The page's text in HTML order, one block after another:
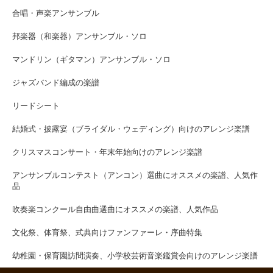
合唱・声楽アンサンブル
邦楽器（和楽器）アンサンブル・ソロ
マンドリン（ギタマン）アンサンブル・ソロ
ジャズバンド編成の楽譜
リードシート
結婚式・披露宴（ブライダル・ウェディング）向けのアレンジ楽譜
クリスマスコンサート・年末年始向けのアレンジ楽譜
アンサンブルコンテスト（アンコン）選曲にオススメの楽譜、人気作
品
吹奏楽コンクール自由曲選曲にオススメの楽譜、人気作品
文化祭、体育祭、式典向けファンファーレ・序曲特集
幼稚園・保育園訪問演奏、小学校芸術音楽鑑賞会向けのアレンジ楽譜